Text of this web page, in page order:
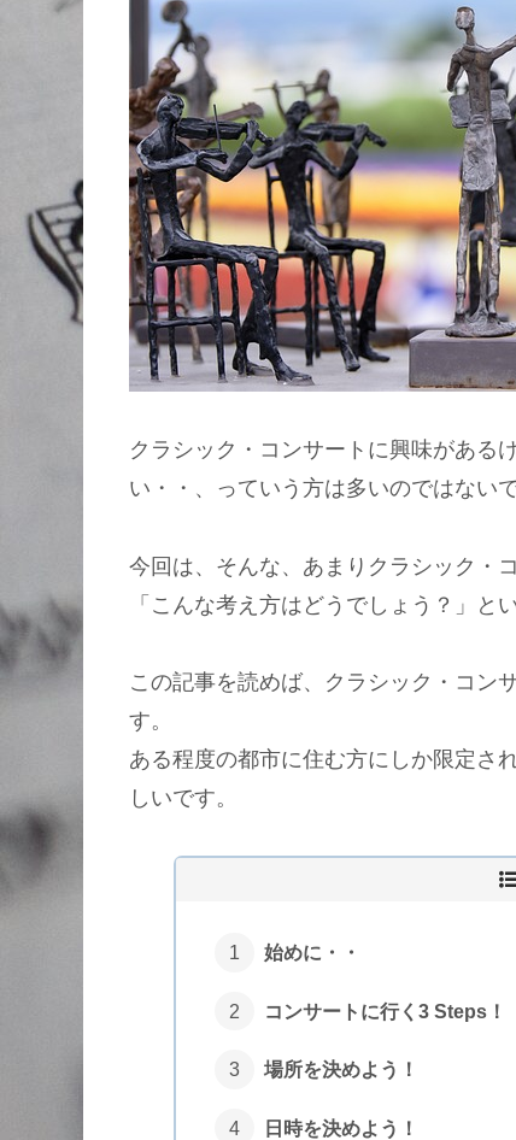
クラシック・コンサートに興味がある
い・・、っていう方は多いのではない
今回は、そんな、あまりクラシック・
「こんな考え方はどうでしょう？」と
この記事を読めば、クラシック・コン
す。
ある程度の都市に住む方にしか限定さ
しいです。
始めに・・
コンサートに行く3 Steps！
場所を決めよう！
日時を決めよう！